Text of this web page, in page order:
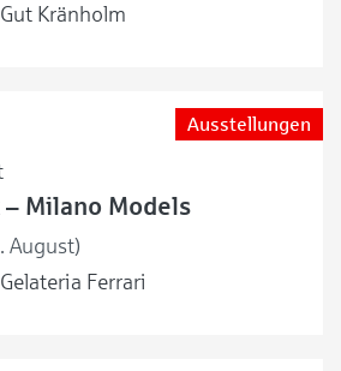
Gut Kränholm
Ausstellungen
– Milano Models
August)
Gelateria Ferrari